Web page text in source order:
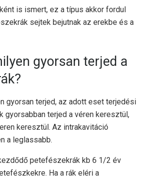
is ismert, ez a típus akkor fordul
sejtek bejutnak az erekbe és a
gyorsan terjed a
gyorsan terjed, az adott eset terjedési
gyorsabban terjed a véren keresztül,
keresztül. Az intrakavitáció
a leglassabb.
petefészekrák kb 6 1/2 év
Ha a rák eléri a